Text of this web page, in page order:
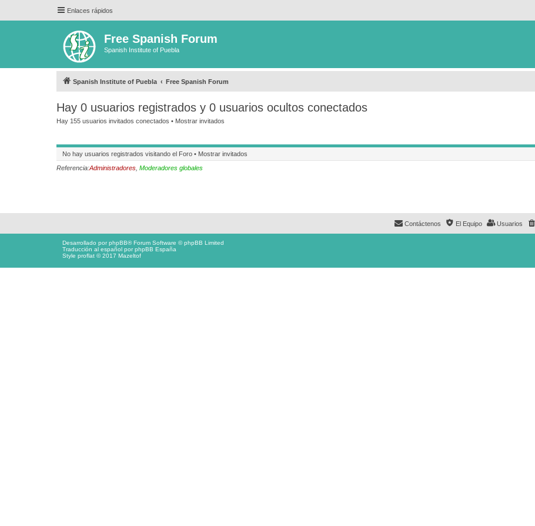
Enlaces rápidos
Free Spanish Forum
Spanish Institute of Puebla
Spanish Institute of Puebla Free Spanish Forum
Hay 0 usuarios registrados y 0 usuarios ocultos conectados
Hay 155 usuarios invitados conectados • Mostrar invitados
No hay usuarios registrados visitando el Foro • Mostrar invitados
Referencia:Administradores Moderadores globales
Usuarios
El Equipo
Contáctenos
Desarrollado porphpBB® Forum Software © phpBB Limited
Traducción al español porphpBB España
Style proflat © 2017 Mazeltof